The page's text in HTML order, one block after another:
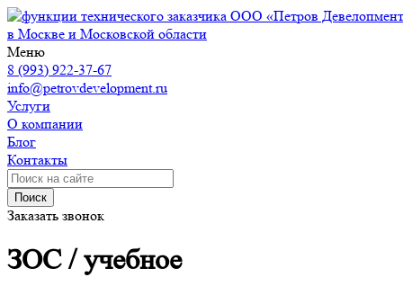
ООО «Петров
в Москве и Московской области
Меню
8 (993) 922-37-67
info@petrovdevelopment.ru
Услуги
О компании
Блог
Контакты
Поиск
Заказать звонок
ЗОС / учебное